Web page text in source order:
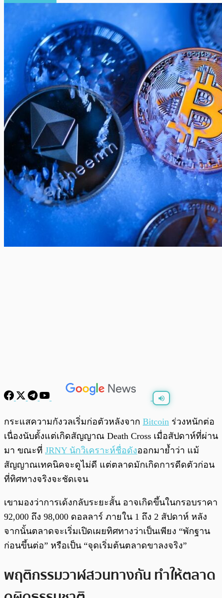
0:00 0:00
กระแสความกังวลเริ่มก่อตัวหลังจาก Bitcoin ร่วงหนักต่อ
เนื่องนับตั้งแต่เกิดสัญญาณ Death Cross เมื่อสัปดาห์ที่ผ่าน
มา ขณะที่ JRNY นักวิเคราะห์ชื่อดังออกมาย้ำว่า แม้
สัญญาณเทคนิคจะดูไม่ดี แต่ตลาดมักเกิดการดีดตัวก่อน
ที่ทิศทางจริงจะชัดเจน
เขามองว่าการเด้งกลับระยะสั้น อาจเกิดขึ้นในกรอบราคา
92,000 ถึง 98,000 ดอลลาร์ ภายใน 1 ถึง 2 สัปดาห์ หลัง
จากนั้นตลาดจะเริ่มเปิดเผยทิศทางว่าเป็นเพียง “พักฐาน
ก่อนขึ้นต่อ” หรือเป็น “จุดเริ่มต้นตลาดขาลงจริง”
พฤติกรรมวาฬสวนทางกัน ทำให้ตลาด